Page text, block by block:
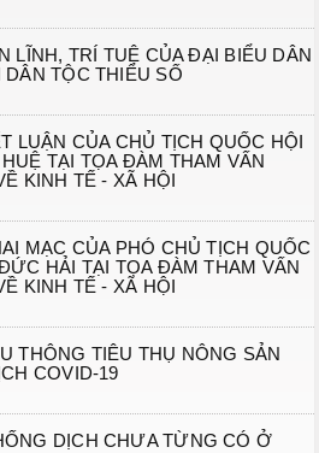
LĨNH, TRÍ TUỆ CỦA ĐẠI BIỂU DÂN
TỘC THIỂU SỐ
LUẬN CỦA CHỦ TỊCH QUỐC HỘI
TẠI TỌA ĐÀM THAM VẤN
KINH TẾ - XÃ HỘI
MẠC CỦA PHÓ CHỦ TỊCH QUỐC
HẢI TẠI TỌA ĐÀM THAM VẤN
KINH TẾ - XÃ HỘI
THÔNG TIÊU THỤ NÔNG SẢN
COVID-19
DỊCH CHƯA TỪNG CÓ Ở